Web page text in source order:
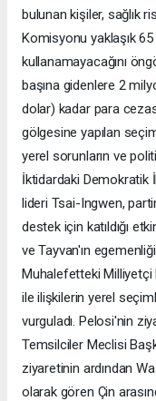
bulunan kişiler, sağlık
Komisyonu yaklaşık
kullanamayacağını
başına gidenlere 2
dolar) kadar para
gölgesine yapılan
yerel sorunların ve
İktidardaki Demokratik
lideri Tsai-Ingwen,
destek için katıldığı
ve Tayvan'ın
Muhalefetteki
ile ilişkilerin yerel
vurguladı. Pelosi'nin
Temsilciler Meclisi
ziyaretinin ardından
olarak gören Çin